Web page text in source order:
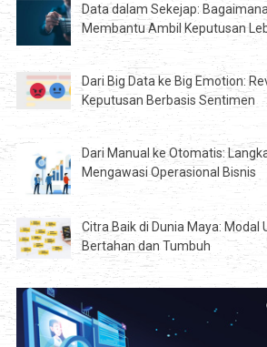
Data dalam Sekejap:
Membantu Ambil Keputusan
Dari Big Data ke Big Emotion:
Keputusan Berbasis Sentimen
Dari Manual ke Otomatis:
Mengawasi Operasional Bisnis
Citra Baik di Dunia Maya: Modal
Bertahan dan Tumbuh